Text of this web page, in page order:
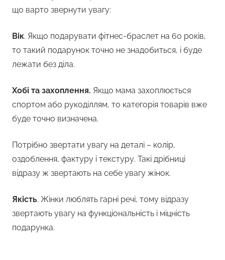
що варто звернути увагу:
Вік. Якщо подарувати фітнес-браслет на 60 років,
то такий подарунок точно не знадобиться, і буде
лежати без діла.
Хобі та захоплення. Якщо мама захоплюється
спортом або рукоділлям, то категорія товарів вже
буде точно визначена.
Потрібно звертати увагу на деталі – колір,
оздоблення, фактуру і текстуру. Такі дрібниці
відразу ж звертають на себе увагу жінок.
Якість. Жінки люблять гарні речі, тому відразу
звертають увагу на функціональність і міцність
подарунка.